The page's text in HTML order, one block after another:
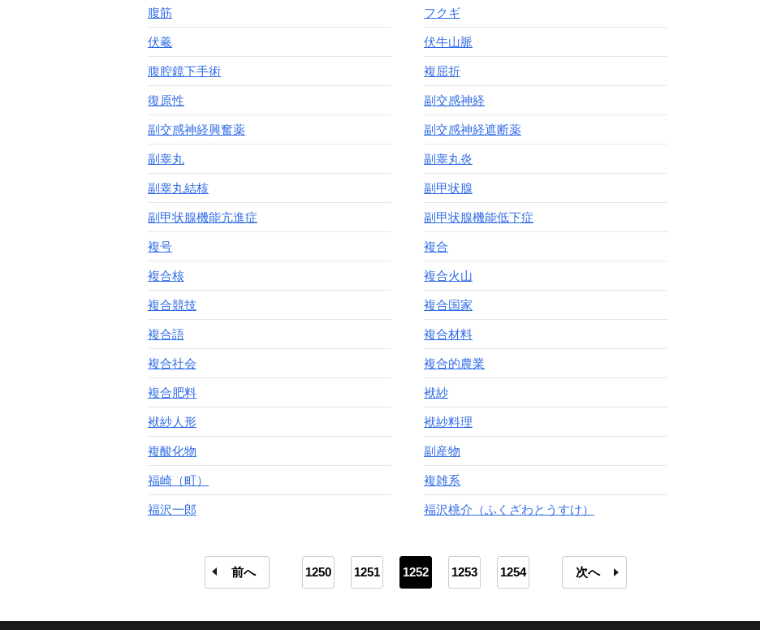
腹筋 フクギ
伏羲 伏牛山脈
腹腔鏡下手術 複屈折
復原性 副交感神経
副交感神経興奮薬 副交感神経遮断薬
副睾丸 副睾丸炎
副睾丸結核 副甲状腺
副甲状腺機能亢進症 副甲状腺機能低下症
複号 複合
複合核 複合火山
複合競技 複合国家
複合語 複合材料
複合社会 複合的農業
複合肥料 袱紗
袱紗人形 袱紗料理
複酸化物 副産物
福崎（町） 複雑系
福沢一郎 福沢桃介（ふくざわとうすけ）
前へ 1250 1251 1252 1253 1254 次へ